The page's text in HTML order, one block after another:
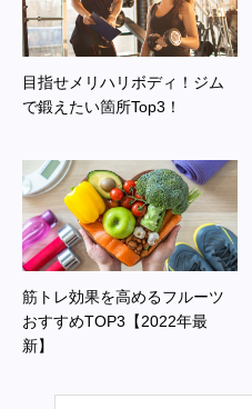
目指せメリハリボディ！ジム
で鍛えたい箇所Top3！
筋トレ効果を高めるフルーツ
おすすめTOP3【2022年最
新】